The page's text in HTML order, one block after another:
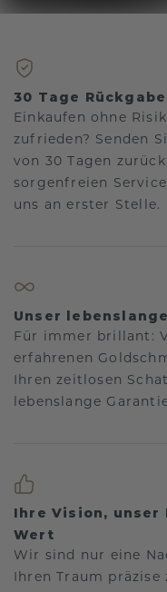
30 Tage
Einkaufen ohne
zufrieden? Senden
von 30 Tagen
sorgenfreien
uns an erster Stelle.
Unser
Für immer brillant:
erfahrenen
Ihren zeitlosen
lebenslange
Ihre Vision, unser
Wert
Wir sind nur eine
Ihren Traum